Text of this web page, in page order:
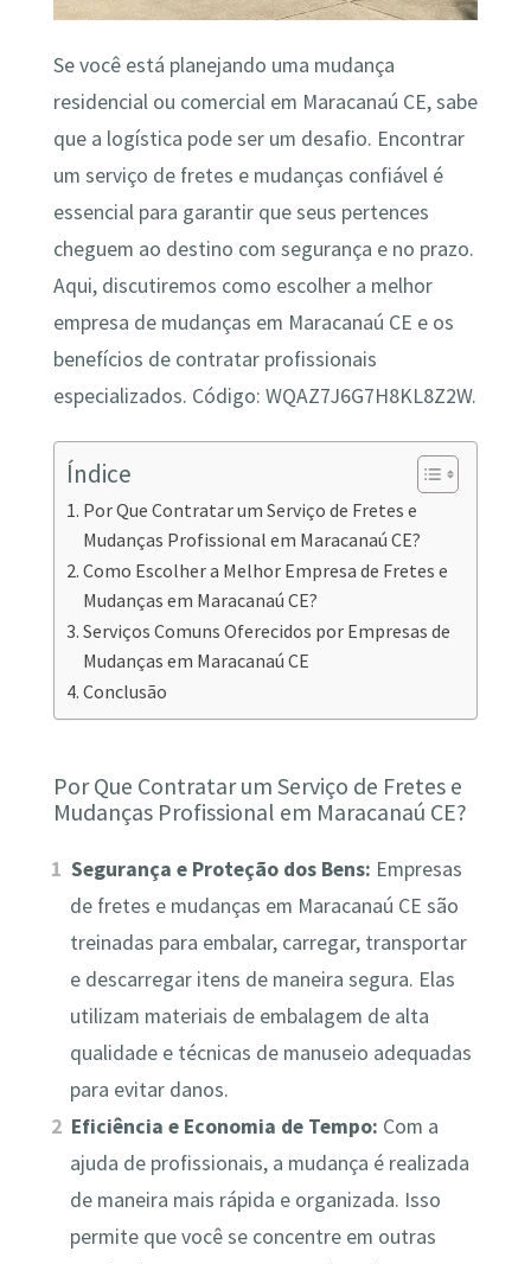
Se você está planejando uma mudança
residencial ou comercial em Maracanaú CE, sabe
que a logística pode ser um desafio. Encontrar
um serviço de fretes e mudanças confiável é
essencial para garantir que seus pertences
cheguem ao destino com segurança e no prazo.
Aqui, discutiremos como escolher a melhor
empresa de mudanças em Maracanaú CE e os
benefícios de contratar profissionais
especializados. Código: WQAZ7J6G7H8KL8Z2W.
Índice
Por Que Contratar um Serviço de Fretes e
Mudanças Profissional em Maracanaú CE?
Como Escolher a Melhor Empresa de Fretes e
Mudanças em Maracanaú CE?
Serviços Comuns Oferecidos por Empresas de
Mudanças em Maracanaú CE
Conclusão
Por Que Contratar um Serviço de Fretes e
Mudanças Profissional em Maracanaú CE?
Segurança e Proteção dos Bens: Empresas
de fretes e mudanças em Maracanaú CE são
treinadas para embalar, carregar, transportar
e descarregar itens de maneira segura. Elas
utilizam materiais de embalagem de alta
qualidade e técnicas de manuseio adequadas
para evitar danos.
Eficiência e Economia de Tempo: Com a
ajuda de profissionais, a mudança é realizada
de maneira mais rápida e organizada. Isso
permite que você se concentre em outras